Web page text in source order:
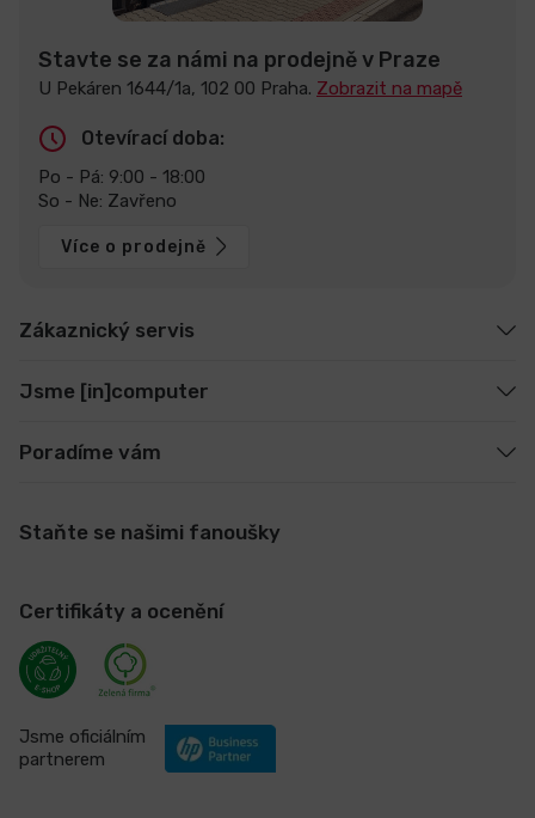
Stavte se za námi na prodejně v Praze
U Pekáren 1644/1a, 102 00 Praha. Zobrazit na mapě
Otevírací doba:
Po - Pá: 9:00 - 18:00
So - Ne: Zavřeno
Více o prodejně
Zákaznický servis
Jsme [in]computer
Poradíme vám
Staňte se našimi fanoušky
Certifikáty a ocenění
Jsme oficiálním
partnerem